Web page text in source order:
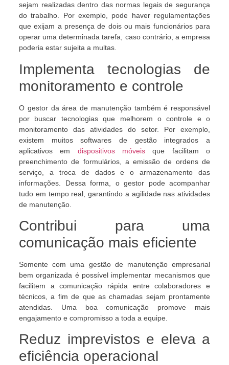
sejam realizadas dentro das normas legais de segurança
do trabalho. Por exemplo, pode haver regulamentações
que exijam a presença de dois ou mais funcionários para
operar uma determinada tarefa, caso contrário, a empresa
poderia estar sujeita a multas.
Implementa tecnologias de
monitoramento e controle
O gestor da área de manutenção também é responsável
por buscar tecnologias que melhorem o controle e o
monitoramento das atividades do setor. Por exemplo,
existem muitos softwares de gestão integrados a
aplicativos em dispositivos móveis que facilitam o
preenchimento de formulários, a emissão de ordens de
serviço, a troca de dados e o armazenamento das
informações. Dessa forma, o gestor pode acompanhar
tudo em tempo real, garantindo a agilidade nas atividades
de manutenção.
Contribui para uma
comunicação mais eficiente
Somente com uma gestão de manutenção empresarial
bem organizada é possível implementar mecanismos que
facilitem a comunicação rápida entre colaboradores e
técnicos, a fim de que as chamadas sejam prontamente
atendidas. Uma boa comunicação promove mais
engajamento e compromisso a toda a equipe.
Reduz imprevistos e eleva a
eficiência operacional